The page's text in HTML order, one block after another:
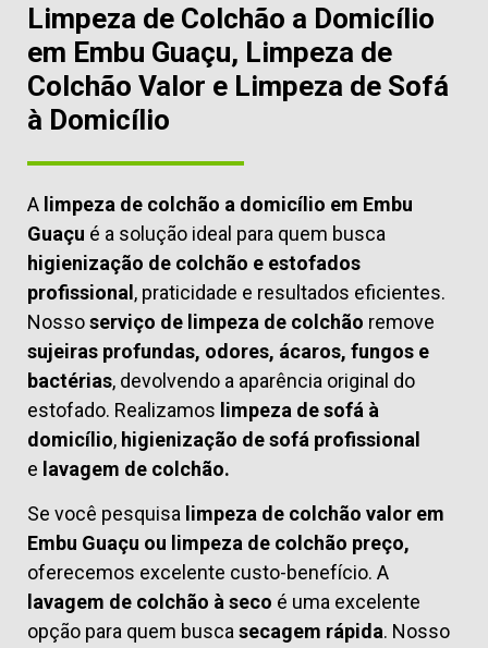
Limpeza de Colchão a Domicílio
em Embu Guaçu, Limpeza de
Colchão Valor e Limpeza de Sofá
à Domicílio
A limpeza de colchão a domicílio em Embu
Guaçu é a solução ideal para quem busca
higienização de colchão e estofados
profissional, praticidade e resultados eficientes.
Nossoserviço de limpeza de colchão remove
sujeiras profundas, odores, ácaros, fungos e
bactérias, devolvendo a aparência original do
estofado. Realizamos limpeza de sofá à
domicílio, higienização de sofá profissional
e lavagem de colchão.
Se você pesquisa limpeza de colchão valor em
Embu Guaçu ou limpeza de colchão preço,
oferecemos excelente custo-benefício. A
lavagem de colchão à seco é uma excelente
opção para quem busca secagem rápida. Nosso